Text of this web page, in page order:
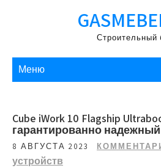
Строительный
Меню
Cube iWork 10 Flagship
гарантированно надежный
8 АВГУСТА 2023
устройств